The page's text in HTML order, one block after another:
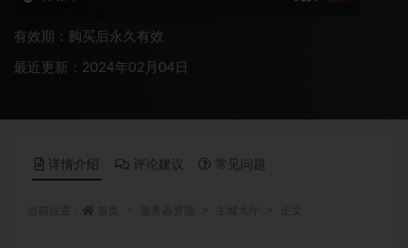
有效期：购买后永久有效
最近更新：2024年02月04日
详情介绍 评论建议 常见问题